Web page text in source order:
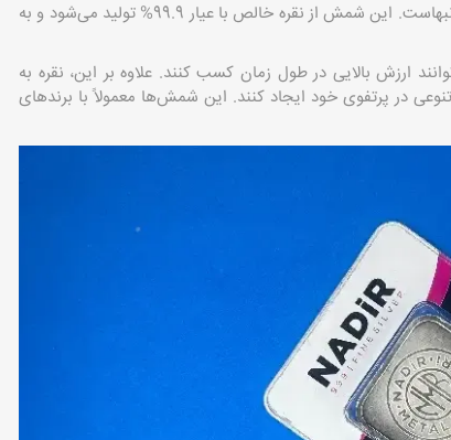
یکی از گزینه‌های محبوب برای سرمایه‌گذاری در بازار فلزات گرانبهاست. این شمش از نقره خالص با عیار 99.9% تولید می‌شود و به
ارزش بالایی در طول زمان کسب کنند. علاوه بر این، نقره به
در پرتفوی خود ایجاد کنند. این شمش‌ها معمولاً با برندهای